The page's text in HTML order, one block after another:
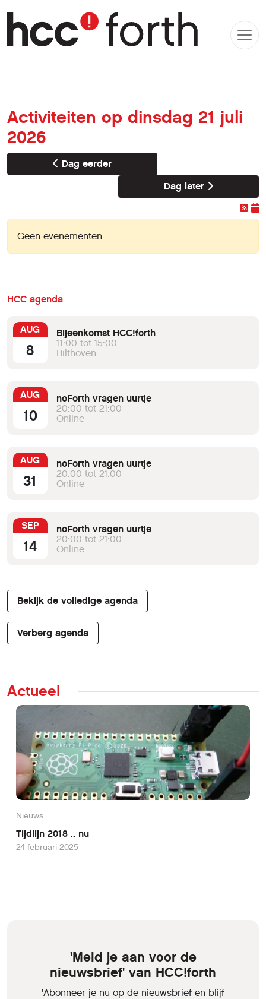
Activiteiten op dinsdag 21 juli
2026
Dag eerder
Dag later
Geen evenementen
HCC agenda
AUG
8
Bijeenkomst HCC!forth
11:00 tot 15:00
Bilthoven
AUG
10
noForth vragen uurtje
20:00 tot 21:00
Online
AUG
31
noForth vragen uurtje
20:00 tot 21:00
Online
SEP
14
noForth vragen uurtje
20:00 tot 21:00
Online
Bekijk de volledige agenda
Verberg agenda
Actueel
Nieuws
Tijdlijn 2018 .. nu
24 februari 2025
'Meld je aan voor de
nieuwsbrief' van HCC!forth
'Abonneer je nu op de nieuwsbrief en blijf